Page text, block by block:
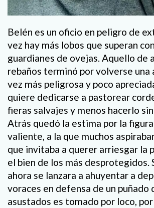
Belén es un oficio en peligro de
vez hay más lobos que superan
guardianes de ovejas. Aquello de
rebaños terminó por volverse una
vez más peligrosa y poco
quiere dedicarse a pastorear
fieras salvajes y menos hacerlo
Atrás quedó la estima por la
valiente, a la que muchos
que invitaba a querer arriesgar la
el bien de los más desprotegidos.
ahora se lanzara a ahuyentar a
voraces en defensa de un puñado
asustados es tomado por loco,